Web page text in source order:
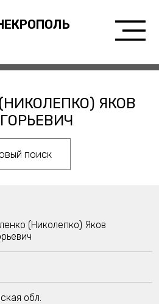
ЯКОВ
поиск
(Николепко) Яков
обл.